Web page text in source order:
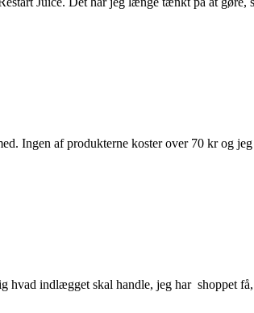
Ingen af produkterne koster over 70 kr og
hvad indlægget skal handle, jeg har shoppet